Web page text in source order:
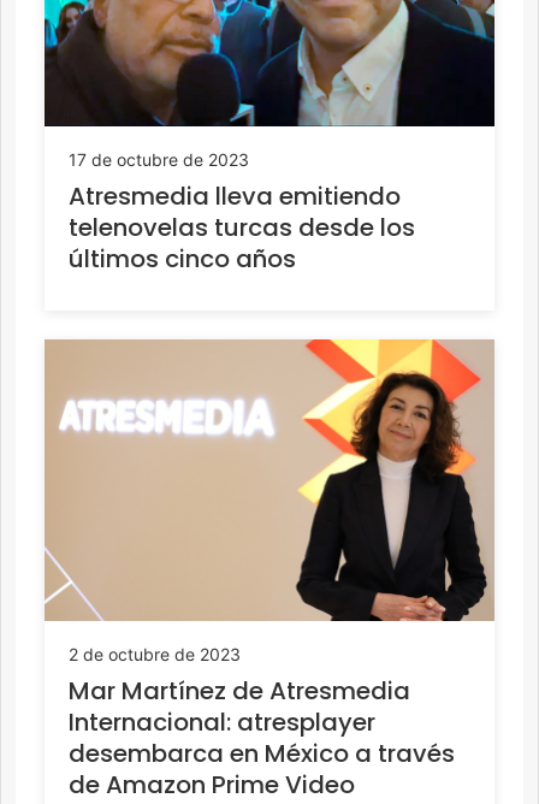
17 de octubre de 2023
Atresmedia lleva emitiendo
telenovelas turcas desde los
últimos cinco años
2 de octubre de 2023
Mar Martínez de Atresmedia
Internacional: atresplayer
desembarca en México a través
de Amazon Prime Video